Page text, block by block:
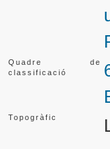
Quadre de
classificació
Topogràfic